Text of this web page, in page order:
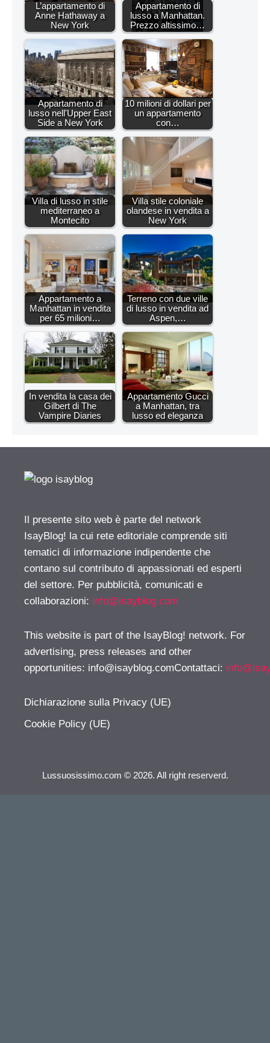
L’appartamento di
Anne Hathaway a
New York
Appartamento di
lusso a Manhattan.
Prezzo altissimo…
Appartamento di
lusso nell'Upper East
Side a New York
10 milioni di dollari per
un appartamento
con…
Villa di lusso in stile
mediterraneo a
Montecito
Villa stile coloniale
olandese in vendita a
New York
Appartamento a
Manhattan in vendita
per 65 milioni…
Terreno con due ville
di lusso in vendita ad
Aspen,…
In vendita la casa dei
Gilbert di The
Vampire Diaries
Appartamento Gucci
a Manhattan, tra
lusso ed eleganza
Il presente sito web è parte del network
IsayBlog! la cui rete editoriale comprende siti
tematici di informazione indipendente che
contano sul contributo di appassionati ed esperti
del settore. Per pubblicità, comunicati e
collaborazioni: info@isayblog.com
This website is part of the IsayBlog! network. For
advertising, press releases and other
opportunities: info@isayblog.comContattaci:
Dichiarazione sulla Privacy (UE)
Cookie Policy (UE)
Lussuosissimo.com © 2026. All right reserverd.